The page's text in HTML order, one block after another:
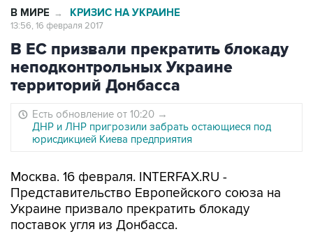
В МИРЕ → КРИЗИС НА УКРАИНЕ
13:56, 16 февраля 2017
В ЕС призвали прекратить блокаду
неподконтрольных Украине
территорий Донбасса
Есть обновление от 10:20 →
ДНР и ЛНР пригрозили забрать остающиеся под
юрисдикцией Киева предприятия
Москва. 16 февраля. INTERFAX.RU -
Представительство Европейского союза на
Украине призвало прекратить блокаду
поставок угля из Донбасса.